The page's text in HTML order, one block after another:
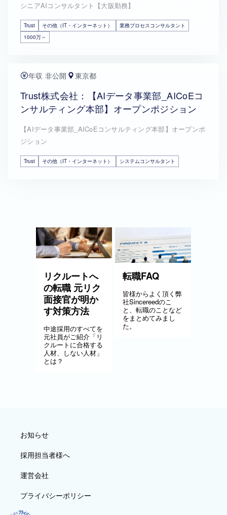
シニアAIコンサルタント【大阪勤務】
Trust その他（IT・インターネット）
業務プロセスコンサルタント
1000万～
年収 非公開 東京都
Trust株式会社：【AIデータ事業部_AICoEコ
ンサルティング本部】オープンポジション
【AIデータ事業部_AICoEコンサルティング本部】オープンポ
ジション
Trust その他（IT・インターネット） システムコンサルタント
リクルートへ
の転職 元リク
面接官が明か
す対策方法
中途採用のすべてを
元社員がご紹介「リ
クルートに合格する
人材、しない人材」
とは？
転職FAQ
皆様からよく頂く弊
社Sincereedのこ
と、転職のことなど
をまとめてみまし
た。
お知らせ
採用担当者様へ
運営会社
プライバシーポリシー